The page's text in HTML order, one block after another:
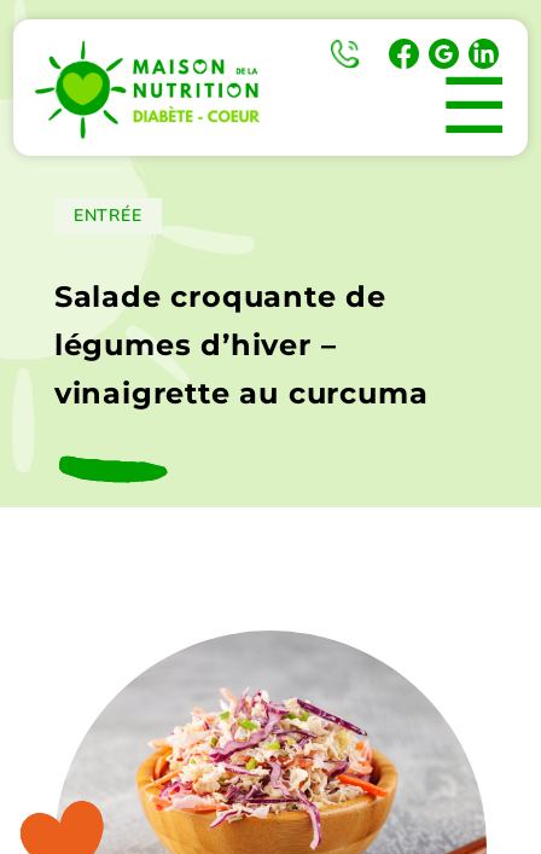
☰
ENTRÉE
Salade croquante de
légumes d’hiver –
vinaigrette au curcuma